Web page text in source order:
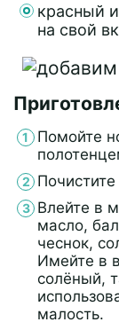
красный
на свой
Помойте
Влейте в
масло,
чеснок,
Имейте в
солёный,
малость.